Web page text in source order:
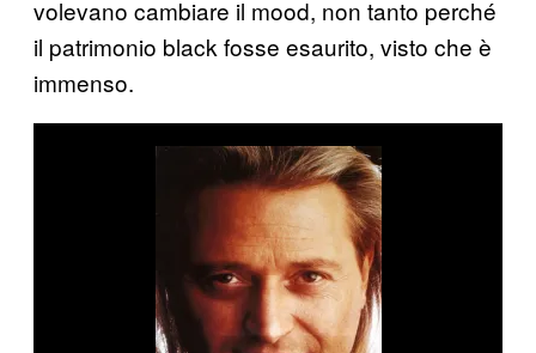
volevano cambiare il mood, non tanto perché
il patrimonio black fosse esaurito, visto che è
immenso.